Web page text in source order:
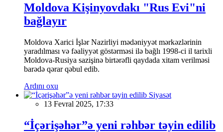
Moldova Kişinyovdakı "Rus Evi"ni
bağlayır
Moldova Xarici İşlər Nazirliyi mədəniyyət mərkəzlərinin
yaradılması və fəaliyyət göstərməsi ilə bağlı 1998-ci il tarixli
Moldova-Rusiya sazişinə birtərəfli qaydada xitam verilməsi
barədə qərar qəbul edib.
Ardını oxu
Siyasət
13 Fevral 2025, 17:33
“İçərişəhər”ə yeni rəhbər təyin edilib